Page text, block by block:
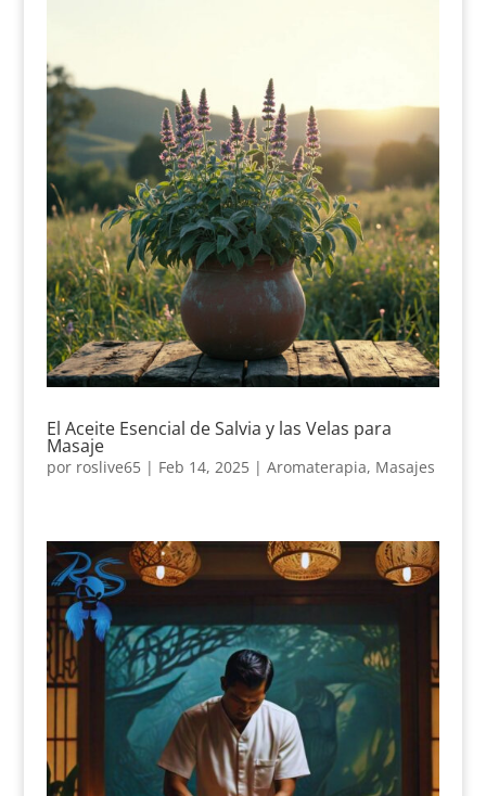
El Aceite Esencial de Salvia y las Velas para
Masaje
por roslive65| Feb 14, 2025| Aromaterapia, Masajes